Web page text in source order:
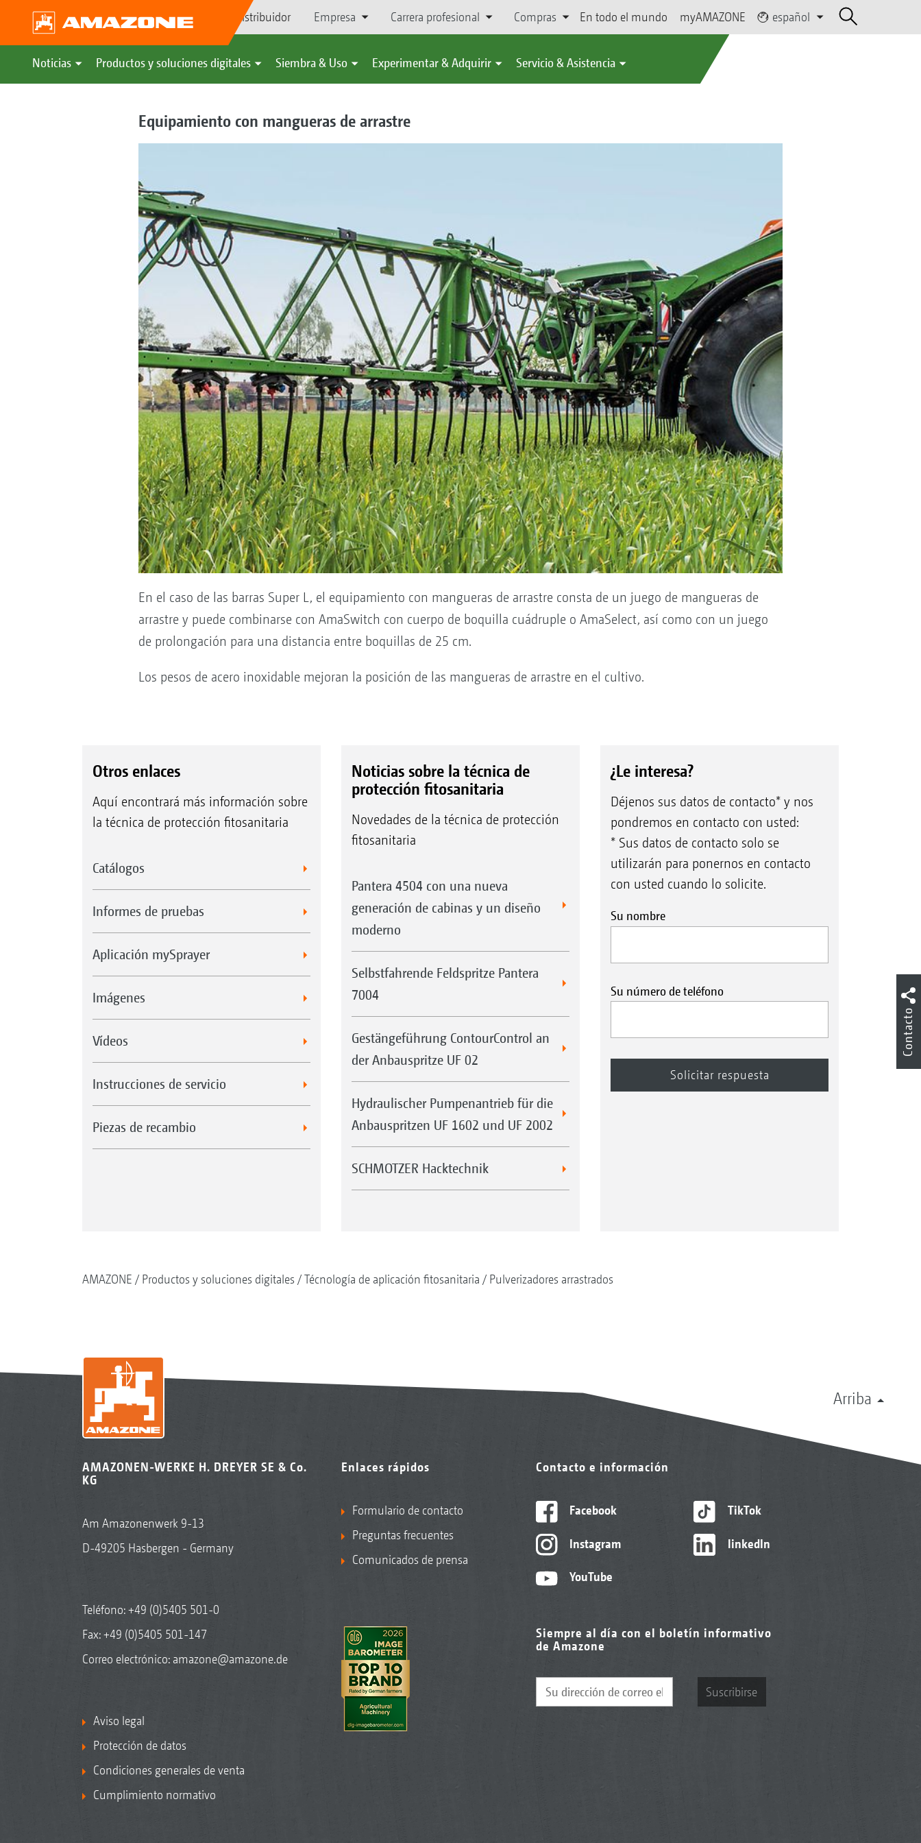
Búsqueda de distribuidor Empresa Carrera profesional Compras En todo el mundo myAMAZONE español
Noticias Productos y soluciones digitales Siembra & Uso Experimentar & Adquirir Servicio & Asistencia
Equipamiento con mangueras de arrastre
En el caso de las barras Super L, el equipamiento con mangueras de arrastre consta de un juego de mangueras de
arrastre y puede combinarse con AmaSwitch con cuerpo de boquilla cuádruple o AmaSelect, así como con un juego
de prolongación para una distancia entre boquillas de 25 cm.
Los pesos de acero inoxidable mejoran la posición de las mangueras de arrastre en el cultivo.
Otros enlaces
Aquí encontrará más información sobre
la técnica de protección fitosanitaria
Catálogos
Informes de pruebas
Aplicación mySprayer
Imágenes
Vídeos
Instrucciones de servicio
Piezas de recambio
Noticias sobre la técnica de
protección fitosanitaria
Novedades de la técnica de protección
fitosanitaria
Pantera 4504 con una nueva
generación de cabinas y un diseño
moderno
Selbstfahrende Feldspritze Pantera
7004
Gestängeführung ContourControl an
der Anbauspritze UF 02
Hydraulischer Pumpenantrieb für die
Anbauspritzen UF 1602 und UF 2002
SCHMOTZER Hacktechnik
¿Le interesa?
Déjenos sus datos de contacto* y nos
pondremos en contacto con usted:
* Sus datos de contacto solo se
utilizarán para ponernos en contacto
con usted cuando lo solicite.
Su nombre
Su número de teléfono
AMAZONE Productos y soluciones digitales Técnología de aplicación fitosanitaria Pulverizadores arrastrados
Arriba
AMAZONEN-WERKE H. DREYER SE & Co.
KG
Am Amazonenwerk 9-13
D-49205 Hasbergen - Germany
Teléfono:+49 (0)5405 501-0
Fax: +49 (0)5405 501-147
Correo electrónico: amazone@amazone.de
Aviso legal
Protección de datos
Condiciones generales de venta
Cumplimiento normativo
Enlaces rápidos
Formulario de contacto
Preguntas frecuentes
Comunicados de prensa
Contacto e información
Facebook
Instagram
YouTube
TikTok
linkedIn
Siempre al día con el boletín informativo
de Amazone
Suscribirse
Contacto